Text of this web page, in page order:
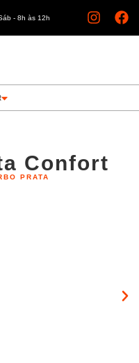
- 8h às 12h
Confort
PRATA